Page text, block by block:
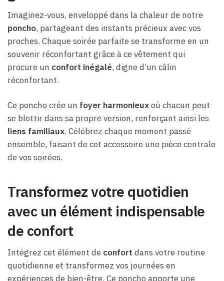
Imaginez-vous, enveloppé dans la chaleur de notre
poncho, partageant des instants précieux avec vos
proches. Chaque soirée parfaite se transforme en un
souvenir réconfortant grâce à ce vêtement qui
procure un confort inégalé, digne d’un câlin
réconfortant.
Ce poncho crée un foyer harmonieuxoù chacun peut
se blottir dans sa propre version, renforçant ainsi les
liens familiaux. Célébrez chaque moment passé
ensemble, faisant de cet accessoire une pièce centrale
de vos soirées.
Transformez votre quotidien
avec un élément indispensable
de confort
Intégrez cet élément de confort dans votre routine
quotidienne et transformez vos journées en
expériences de bien-être. Ce poncho apporte une